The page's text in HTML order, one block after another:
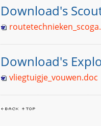
Download's
Download's
vliegtuigje_vouwen.doc